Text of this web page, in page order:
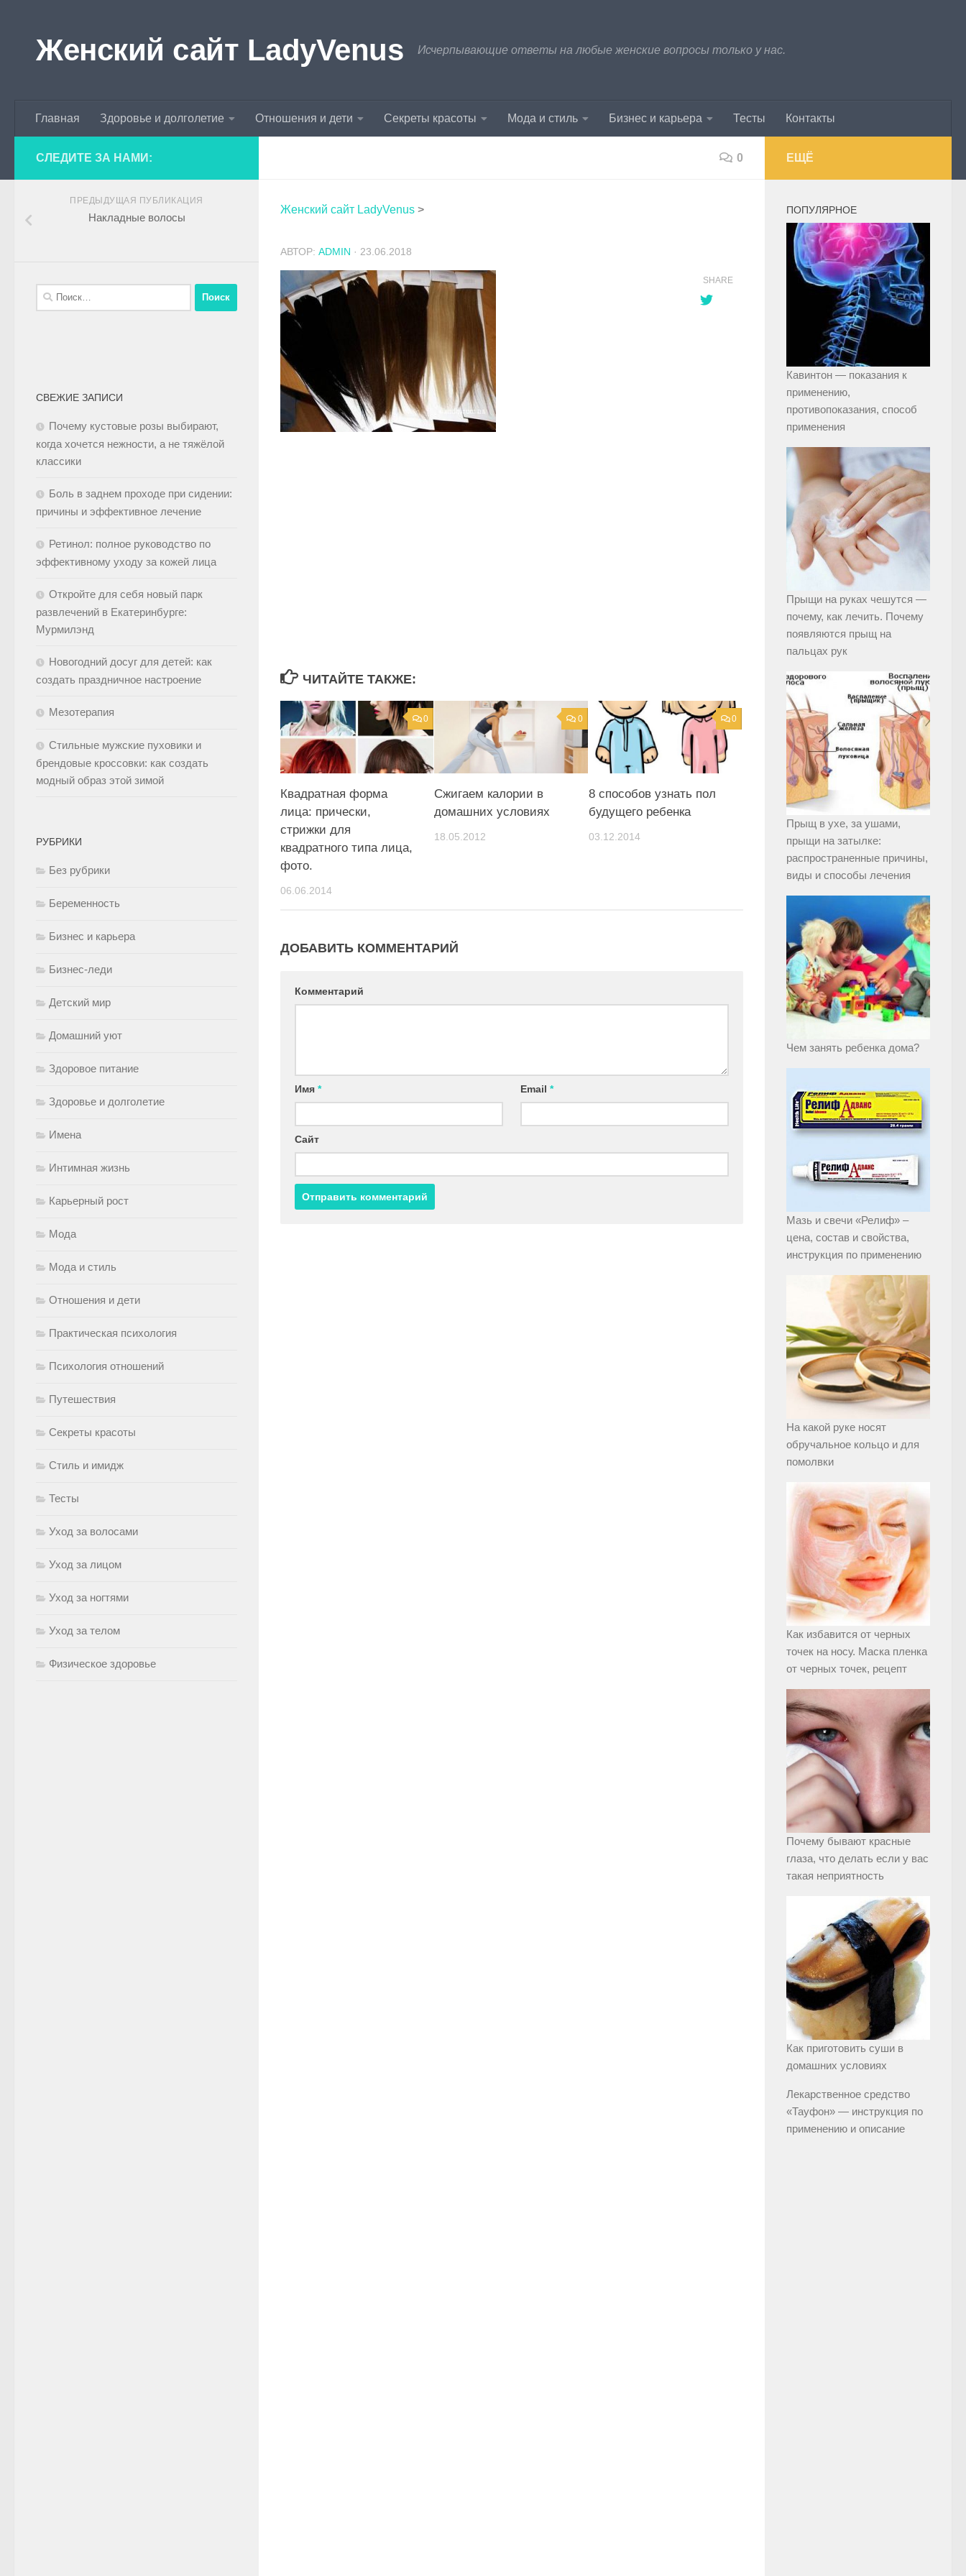
Женский сайт LadyVenus Исчерпывающие ответы на любые женские вопросы только у нас.
Главная Здоровье и долголетие Отношения и дети Секреты красоты Мода и стиль Бизнес и карьера Тесты Контакты
0
Женский сайт LadyVenus >
АВТОР: ADMIN · 23.06.2018
SHARE
ЧИТАЙТЕ ТАКЖЕ:
0
Квадратная форма
лица: прически,
стрижки для
квадратного типа лица,
фото.
06.06.2014
0
Сжигаем калории в
домашних условиях
18.05.2012
0
8 способов узнать пол
будущего ребенка
03.12.2014
ДОБАВИТЬ КОММЕНТАРИЙ
Комментарий
Имя * Email*
Сайт
СЛЕДИТЕ ЗА НАМИ:
ПРЕДЫДУЩАЯ ПУБЛИКАЦИЯ
Накладные волосы
СВЕЖИЕ ЗАПИСИ
Почему кустовые розы выбирают,
когда хочется нежности, а не тяжёлой
классики
Боль в заднем проходе при сидении:
причины и эффективное лечение
Ретинол: полное руководство по
эффективному уходу за кожей лица
Откройте для себя новый парк
развлечений в Екатеринбурге:
Мурмилэнд
Новогодний досуг для детей: как
создать праздничное настроение
Мезотерапия
Стильные мужские пуховики и
брендовые кроссовки: как создать
модный образ этой зимой
РУБРИКИ
Без рубрики
Беременность
Бизнес и карьера
Бизнес-леди
Детский мир
Домашний уют
Здоровое питание
Здоровье и долголетие
Имена
Интимная жизнь
Карьерный рост
Мода
Мода и стиль
Отношения и дети
Практическая психология
Психология отношений
Путешествия
Секреты красоты
Стиль и имидж
Тесты
Уход за волосами
Уход за лицом
Уход за ногтями
Уход за телом
Физическое здоровье
ЕЩЁ
ПОПУЛЯРНОЕ
Кавинтон — показания к
применению,
противопоказания, способ
применения
Прыщи на руках чешутся —
почему, как лечить. Почему
появляются прыщ на
пальцах рук
Прыщ в ухе, за ушами,
прыщи на затылке:
распространенные причины,
виды и способы лечения
Чем занять ребенка дома?
Мазь и свечи «Релиф» –
цена, состав и свойства,
инструкция по применению
На какой руке носят
обручальное кольцо и для
помолвки
Как избавится от черных
точек на носу. Маска пленка
от черных точек, рецепт
Почему бывают красные
глаза, что делать если у вас
такая неприятность
Как приготовить суши в
домашних условиях
Лекарственное средство
«Тауфон» — инструкция по
применению и описание